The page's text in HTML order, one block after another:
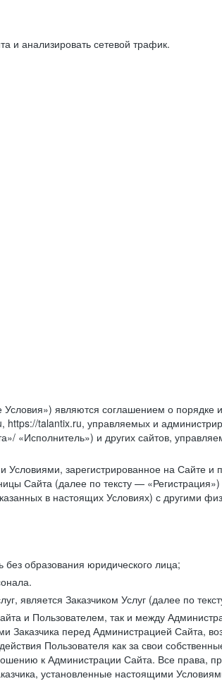
и анализировать сетевой трафик.
являются соглашением о порядке
https://talantix.ru, управляемых и
«Исполнитель») и других сайтов,
зарегистрированное на Сайте и
Сайта (далее по тексту —
в настоящих Условиях) с другими
образования юридического лица;
является Заказчиком Услуг (далее по
и Пользователем, так и между
Заказчика перед Администрацией Сайта,
Пользователя как за свои
к Администрации Сайта. Все права,
установленные настоящими